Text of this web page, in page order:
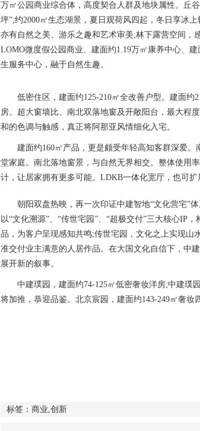
万㎡公园商业综合体，高度契合人群及地块属性。丘
坪”;约2000㎡生态湖景，夏日观荷风四起，冬日享冰
亦有自然之美、游乐之趣和艺术审美;林下露营空间，
LOMO微度假公园商业、建面约1.19万㎡康养中心、
生服务中心，融于自然生趣。
低密住区，建面约125-210㎡全改善户型。建面约
房。超大窗墙比、南北双落地窗及开敞阳台，最大程
和的色调与触感，真正将阿那亚风情细化入宅。
建面约160㎡产品，更是颇受年轻高知客群深爱。
堂家庭。南北落地窗景，与自然无界相交。整体使用
计，让居家拥有更多可能。LDKB一体化宽厅，也可扩
朝阳双盘热映，再一次印证中建智地“文化营宅”体
以“文化溯源”、“传世宅园”、“超极交付”三大核心IP
品，为客户呈现感知共鸣;传世宅园，文化之上实现山
准交付业主满意的人居作品。在大国文化自信下，中
展开新的叙事。
中建璞园，建面约74-125㎡低密奢妆洋房;中建璞园
将加推，恭迎品鉴。北京宸园，建面约143-249㎡奢妆
标签：商业,创新